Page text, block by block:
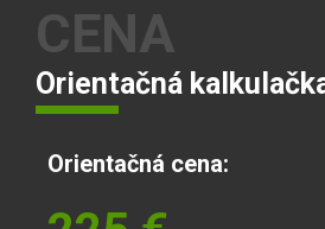
CENA
Orientačná
Orientačná cena: